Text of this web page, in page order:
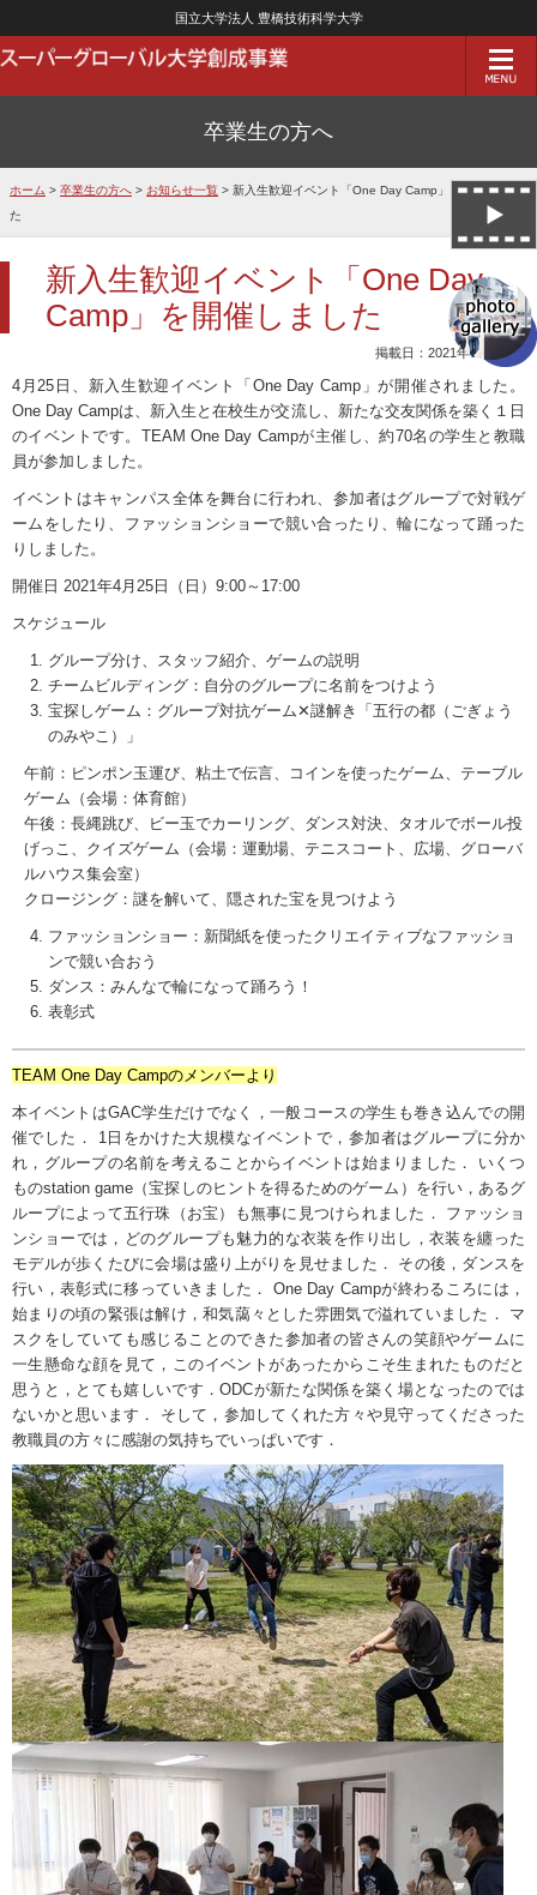
国立大学法人 豊橋技術科学大学
卒業生の方へ
ホーム > 卒業生の方へ > お知らせ一覧 > 新入生歓迎イベント「One Day Camp」を開催しまし
た
新入生歓迎イベント「One Day
Camp」を開催しました
掲載日：2021年04月26日
4月25 日、新入生歓迎イベント「 One Day Camp 」が開催されました。
One Day Campは、新入生と在校生が交流し、新たな交友関係を築く１日
のイベントです。 TEAM One Day Campが主催し、約70名の学生と教職
員が参加しました。
イベントはキャンパス全体を舞台に行われ、参加者はグループで対戦ゲ
ームをしたり、ファッションショーで競い合ったり、輪になって踊った
りしました。
開催日 2021年4月 25 日（日） 9:00～ 17:00
スケジュール
グループ分け、スタッフ紹介、ゲームの説明
チームビルディング：自分のグループに名前をつけよう
宝探しゲーム：グループ対抗ゲーム✕謎解き「五行の都（ごぎょう
のみやこ）」
午前：ピンポン玉運び、粘土で伝言、コインを使ったゲーム、テーブル
ゲーム（会場：体育館）
午後：長縄跳び、ビー玉でカーリング、ダンス対決、タオルでボール投
げっこ、クイズゲーム（会場：運動場、テニスコート、広場、グローバ
ルハウス集会室）
クロージング：謎を解いて、隠された宝を見つけよう
ファッションショー：新聞紙を使ったクリエイティブなファッショ
ンで競い合おう
ダンス：みんなで輪になって踊ろう！
表彰式
TEAM One Day Campのメンバーより
本イベントはGAC学生だけでなく，一般コースの学生も巻き込んでの開
催でした． 1日をかけた大規模なイベントで，参加者はグループに分か
れ，グループの名前を考えることからイベントは始まりました． いくつ
ものstation game （宝探しのヒントを得るためのゲーム）を行い，あるグ
ループによって五行珠（お宝）も無事に見つけられました． ファッショ
ンショーでは，どのグループも魅力的な衣装を作り出し，衣装を纏った
モデルが歩くたびに会場は盛り上がりを見せました． その後，ダンスを
行い，表彰式に移っていきました．
One Day Campが終わるころには，
始まりの頃の緊張は解け，和気藹々とした雰囲気で溢れていました． マ
スクをしていても感じることのできた参加者の皆さんの笑顔やゲームに
一生懸命な顔を見て，このイベントがあったからこそ生まれたものだと
思うと，とても嬉しいです．ODCが新たな関係を築く場となったのでは
ないかと思います． そして，参加してくれた方々や見守ってくださった
教職員の方々に感謝の気持ちでいっぱいです．